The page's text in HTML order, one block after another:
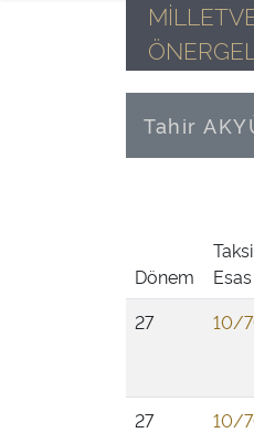
Tahir
Dönem
27
10/
27
10/